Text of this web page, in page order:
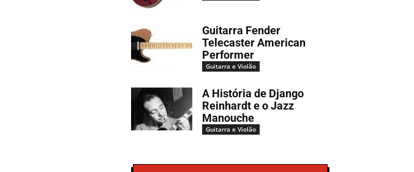
Guitarra Fender
Telecaster American
Performer
Guitarra e Violão
A História de Django
Reinhardt e o Jazz
Manouche
Guitarra e Violão